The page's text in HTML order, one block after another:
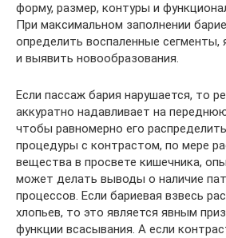
форму, размер, контуры и
При максимальном заполнении
определить воспаленные сегменты,
и выявить новообразования.
Если пассаж бария нарушается, то
аккуратно надавливает на
чтобы равномерно его
процедуры с контрастом, по мере
вещества в просвете кишечника,
может делать выводы о наличие
процессов. Если бариевая взвесь
хлопьев, то это является явным
функции всасывания. А если